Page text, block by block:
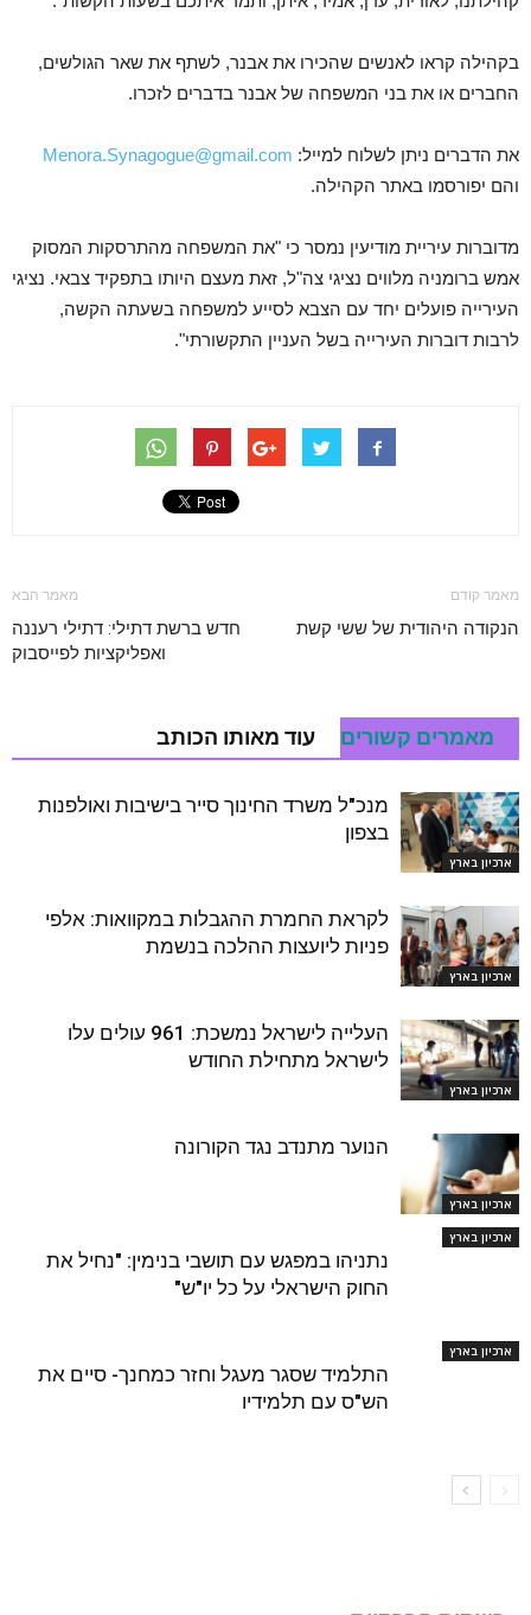
בקהילה קראו לאנשים שהכירו את אבנר, לשתף את שאר הגולשים,
החברים או את בני המשפחה של אבנר בדברים לזכרו.
את הדברים ניתן לשלוח למייל: Menora.Synagogue@gmail.com
והם יפורסמו באתר הקהילה.
מדוברות עיריית מודיעין נמסר כי "את המשפחה מהתרסקות המסוק
אמש ברומניה מלווים נציגי צה"ל, זאת מעצם היותו בתפקיד צבאי. נציגי
העירייה פועלים יחד עם הצבא לסייע למשפחה בשעתה הקשה,
לרבות דוברות העירייה בשל העניין התקשורתי".
מאמר קודם
הנקודה היהודית של ששי קשת
מאמר הבא
חדש ברשת דתילי: דתילי רעננה
ואפליקציות לפייסבוק
מאמרים קשורים עוד מאותו הכותב
ארכיון בארץ
מנכ"ל משרד החינוך סייר בישיבות ואולפנות
בצפון
ארכיון בארץ
לקראת החמרת ההגבלות במקוואות: אלפי
פניות ליועצות ההלכה בנשמת
ארכיון בארץ
העלייה לישראל נמשכת: 961 עולים עלו
לישראל מתחילת החודש
ארכיון בארץ
הנוער מתנדב נגד הקורונה
ארכיון בארץ
נתניהו במפגש עם תושבי בנימין: "נחיל את
החוק הישראלי על כל יו"ש"
ארכיון בארץ
התלמיד שסגר מעגל וחזר כמחנך- סיים את
הש"ס עם תלמידיו